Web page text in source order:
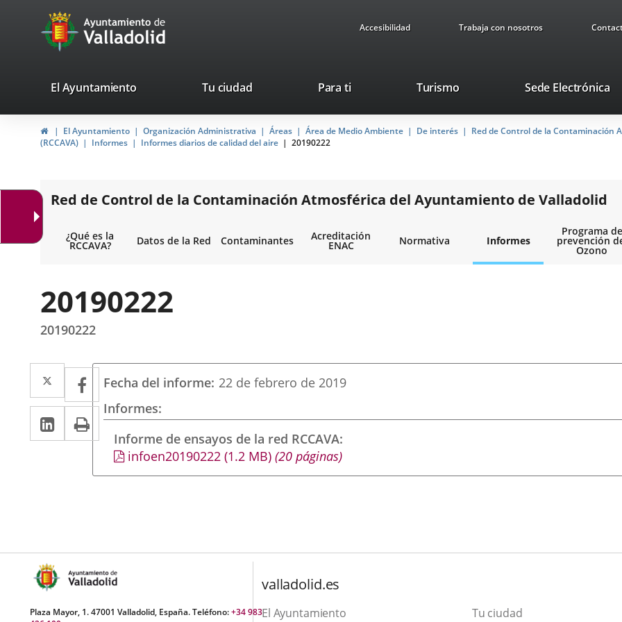
Portal
Web
Ayuntamiento
de
Valladolid
Accesibilidad Trabaja con nosotros
valladolid.es
El Ayuntamiento Tu ciudad Para ti TurismoThis
will
open
up
window.
Sede Electrónica
HomeEl Ayuntamiento Organización Administrativa Áreas Área de Medio Ambiente De interés
Red de Control de la Contaminación
(RCCAVA)
Informes Informes diarios de calidad del aire 20190222
Red de Control de la Contaminación Atmosférica del Ayuntamiento de Valladolid
¿Qué es la
RCCAVA? Datos de la Red Contaminantes Acreditación
ENAC Normativa Informes
Programa de
prevención
Ozono
20190222
20190222
Twitter
Enlace
a
una
aplicación
externa.
Facebook
Enlace
a
una
aplicación
externa.
Linkedin
Enlace
a
Print
Fecha del informe 22 de febrero de 2019
Informes
Informe de ensayos de la red RCCAVA
infoen20190222(1.2 MB)(20 páginas)
Plaza Mayor, 1. 47001 Valladolid, España. Teléfono:+34 983
valladolid.es
El Ayuntamiento Tu ciudad